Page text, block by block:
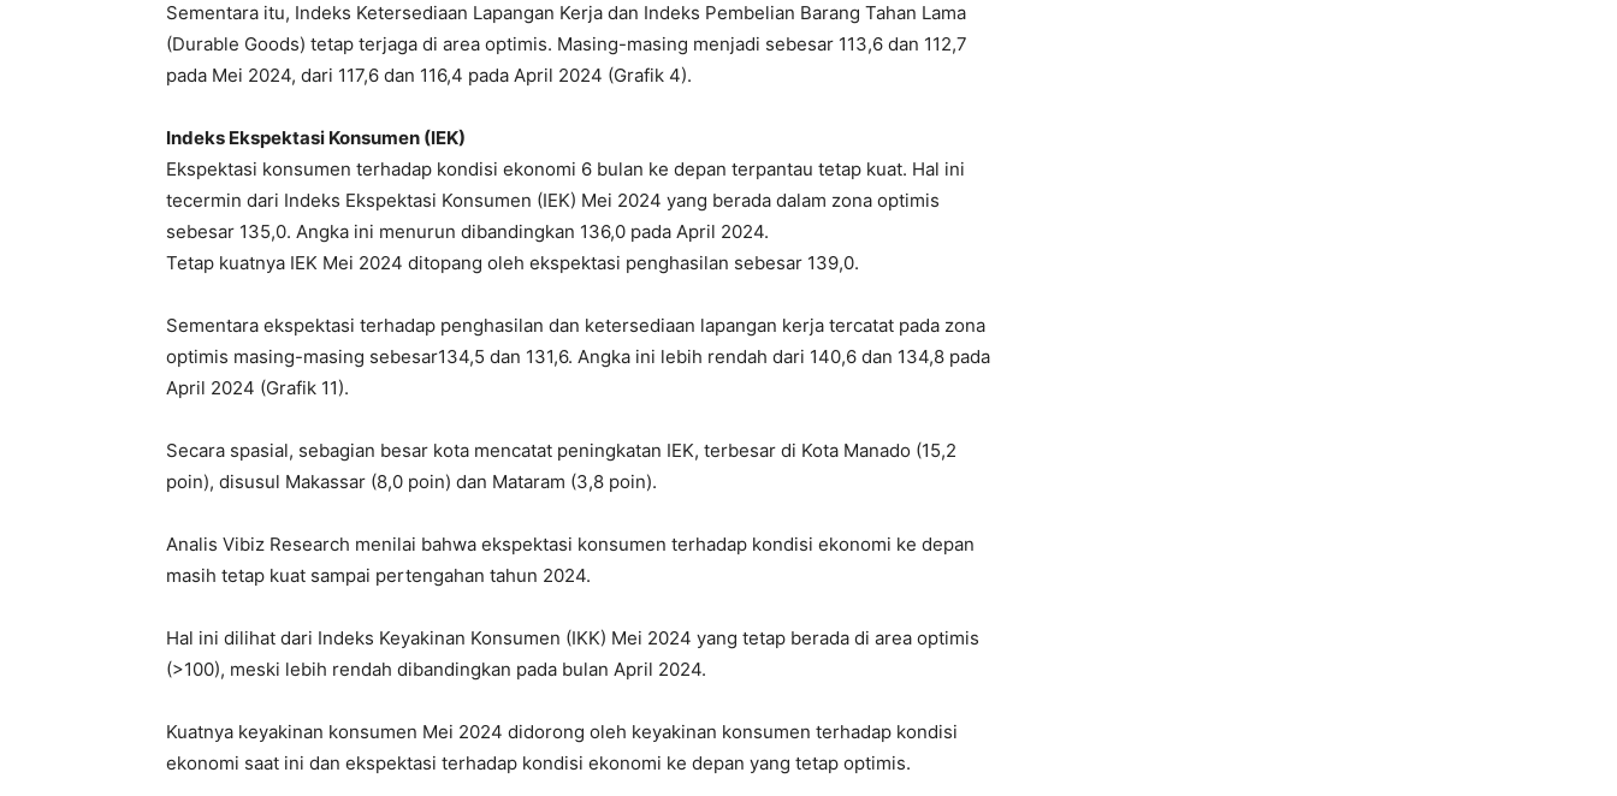
Sementara itu, Indeks Ketersediaan Lapangan Kerja dan Indeks Pembelian Barang Tahan Lama
(Durable Goods) tetap terjaga di area optimis. Masing-masing menjadi sebesar 113,6 dan 112,7
pada Mei 2024, dari 117,6 dan 116,4 pada April 2024 (Grafik 4).
Indeks Ekspektasi Konsumen (IEK)
Ekspektasi konsumen terhadap kondisi ekonomi 6 bulan ke depan terpantau tetap kuat. Hal ini
tecermin dari Indeks Ekspektasi Konsumen (IEK) Mei 2024 yang berada dalam zona optimis
sebesar 135,0. Angka ini menurun dibandingkan 136,0 pada April 2024.
Tetap kuatnya IEK Mei 2024 ditopang oleh ekspektasi penghasilan sebesar 139,0.
Sementara ekspektasi terhadap penghasilan dan ketersediaan lapangan kerja tercatat pada zona
optimis masing-masing sebesar134,5 dan 131,6. Angka ini lebih rendah dari 140,6 dan 134,8 pada
April 2024 (Grafik 11).
Secara spasial, sebagian besar kota mencatat peningkatan IEK, terbesar di Kota Manado (15,2
poin), disusul Makassar (8,0 poin) dan Mataram (3,8 poin).
Analis Vibiz Research menilai bahwa ekspektasi konsumen terhadap kondisi ekonomi ke depan
masih tetap kuat sampai pertengahan tahun 2024.
Hal ini dilihat dari Indeks Keyakinan Konsumen (IKK) Mei 2024 yang tetap berada di area optimis
(>100), meski lebih rendah dibandingkan pada bulan April 2024.
Kuatnya keyakinan konsumen Mei 2024 didorong oleh keyakinan konsumen terhadap kondisi
ekonomi saat ini dan ekspektasi terhadap kondisi ekonomi ke depan yang tetap optimis.